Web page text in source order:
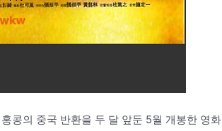
홍콩의 중국 반환을 두 달 앞둔 5월 개봉한 영화